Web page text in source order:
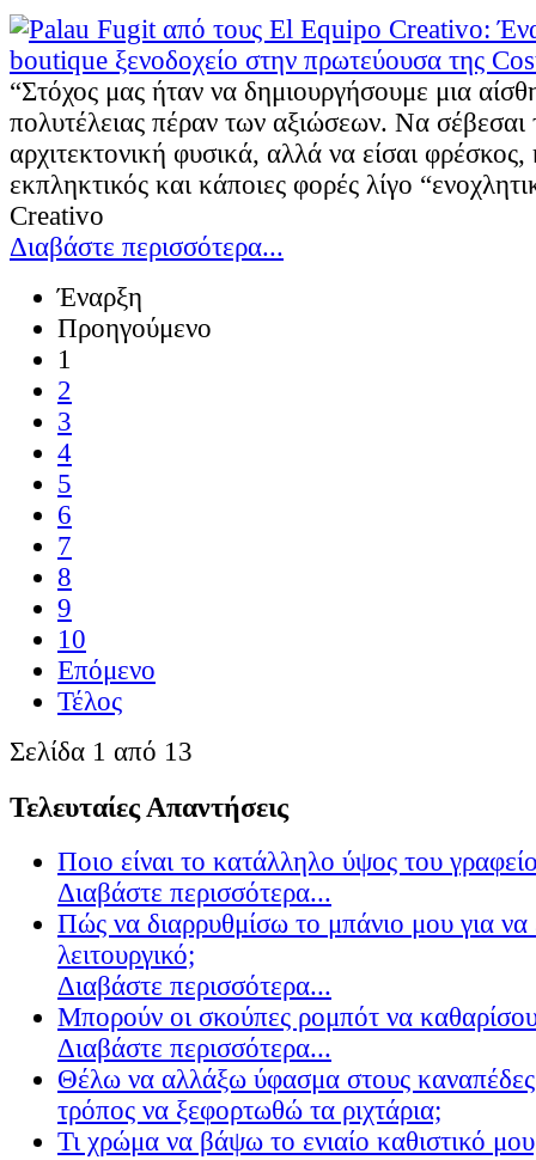
“Στόχος μας ήταν να δημιουργήσουμε μια
πολυτέλειας πέραν των αξιώσεων. Να σέβεσαι
αρχιτεκτονική φυσικά, αλλά να είσαι
εκπληκτικός και κάποιες φορές λίγο
Creativo
Διαβάστε περισσότερα...
Έναρξη
Προηγούμενο
1
2
3
4
5
6
7
8
9
10
Επόμενο
Τέλος
Σελίδα 1 από 13
Τελευταίες Απαντήσεις
Ποιο είναι το κατάλληλο ύψος του
Διαβάστε περισσότερα...
Πώς να διαρρυθμίσω το μπάνιο μου για να
λειτουργικό;
Διαβάστε περισσότερα...
Μπορούν οι σκούπες ρομπότ να
Διαβάστε περισσότερα...
Θέλω να αλλάξω ύφασμα στους
τρόπος να ξεφορτωθώ τα ριχτάρια;
Τι χρώμα να βάψω το ενιαίο καθιστικό